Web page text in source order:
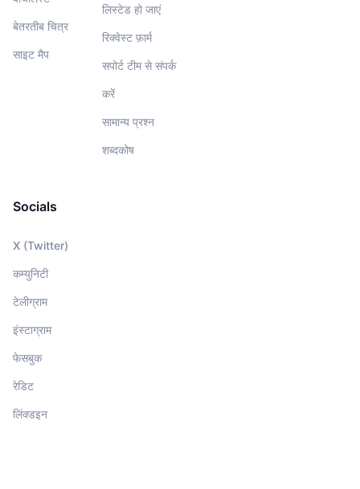
बेतरतीब चित्र
साइट मैप
लिस्टेड हो जाएं
रिक्वेस्ट फ़ार्म
सपोर्ट टीम से संपर्क
करें
सामान्य प्रश्न
शब्दकोष
Socials
X (Twitter)
कम्युनिटी
टेलीग्राम
इंस्टाग्राम
फेसबुक
रेडिट
लिंक्डइन